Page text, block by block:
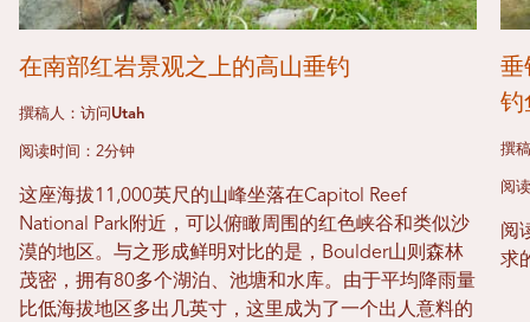
在南部红岩景观之上的高山垂钓
撰稿人：访问Utah
阅读时间：2分钟
这座海拔11,000英尺的山峰坐落在Capitol Reef
National Park附近，可以俯瞰周围的红色峡谷和类似沙
漠的地区。与之形成鲜明对比的是，Boulder山则森林
茂密，拥有80多个湖泊、池塘和水库。由于平均降雨量
比低海拔地区多出几英寸，这里成为了一个出人意料的
垂
钓
撰
阅
阅
求